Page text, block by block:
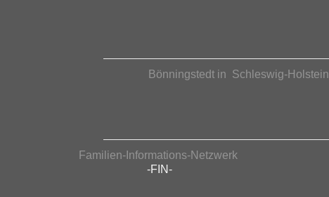
Bönningstedt in Schleswig-Holstein
Familien-Informations-Netzwerk
-FIN-